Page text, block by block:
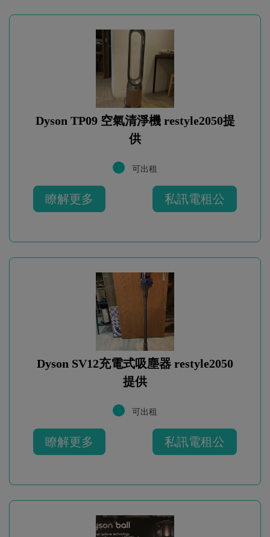
Dyson TP09 空氣清淨機 restyle2050提
供
可出租
瞭解更多 私訊電租公
Dyson SV12充電式吸塵器 restyle2050
提供
可出租
瞭解更多 私訊電租公